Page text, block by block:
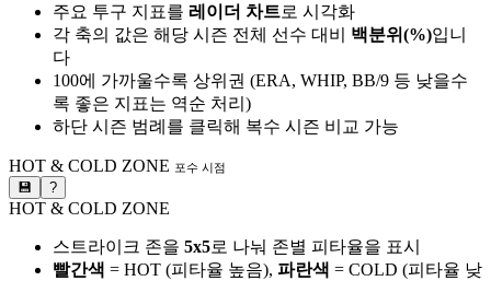
주요 투구 지표를 레이더 차트로 시각화
각 축의 값은 해당 시즌 전체 선수 대비 백분위(%)입니
다
100에 가까울수록 상위권 (ERA, WHIP, BB/9 등 낮을수
록 좋은 지표는 역순 처리)
하단 시즌 범례를 클릭해 복수 시즌 비교 가능
HOT & COLD ZONE 포수 시점
💾 ?
HOT & COLD ZONE
스트라이크 존을 5x5로 나눠 존별 피타율을 표시
빨간색 = HOT (피타율 높음), 파란색 = COLD (피타율 낮